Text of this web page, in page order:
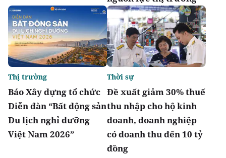
Báo Xây dựng tổ chức
Diễn đàn “Bất động sản
Du lịch nghỉ dưỡng
Việt Nam 2026”
Thị trường
Đề xuất giảm 30% thuế
thu nhập cho hộ kinh
doanh, doanh nghiệp
có doanh thu đến 10 tỷ
đồng
Thời sự